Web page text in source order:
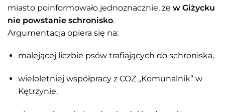
miasto poinformowało jednoznacznie, że w Giżycku
nie powstanie schronisko.
Argumentacja opiera się na:
malejącej liczbie psów trafiających do schroniska,
wieloletniej współpracy z COZ „Komunalnik” w
Kętrzynie,